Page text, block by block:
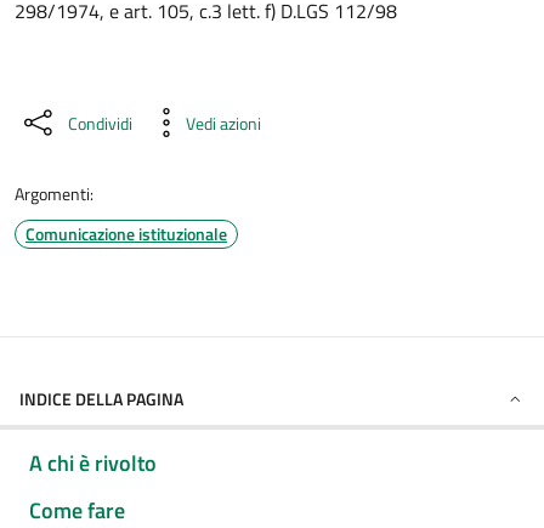
298/1974, e art. 105, c.3 lett. f) D.LGS 112/98
Condividi Vedi azioni
Argomenti:
Comunicazione istituzionale
INDICE DELLA PAGINA
A chi è rivolto
Come fare